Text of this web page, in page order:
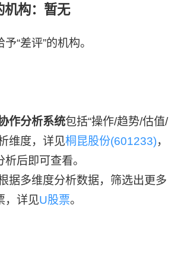
机构：暂无
“差评”的机构。
作分析系统包括“操作/趋势/估值/
维度，详见桐昆股份(601233)，
后即可查看。
据多维度分析数据，筛选出更多
，详见U股票。